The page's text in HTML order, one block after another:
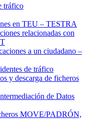
tráfico
en TEU – TESTRA
relacionadas con
a un ciudadano –
de tráfico
y descarga de ficheros
de Datos
MOVE/PADRÓN,